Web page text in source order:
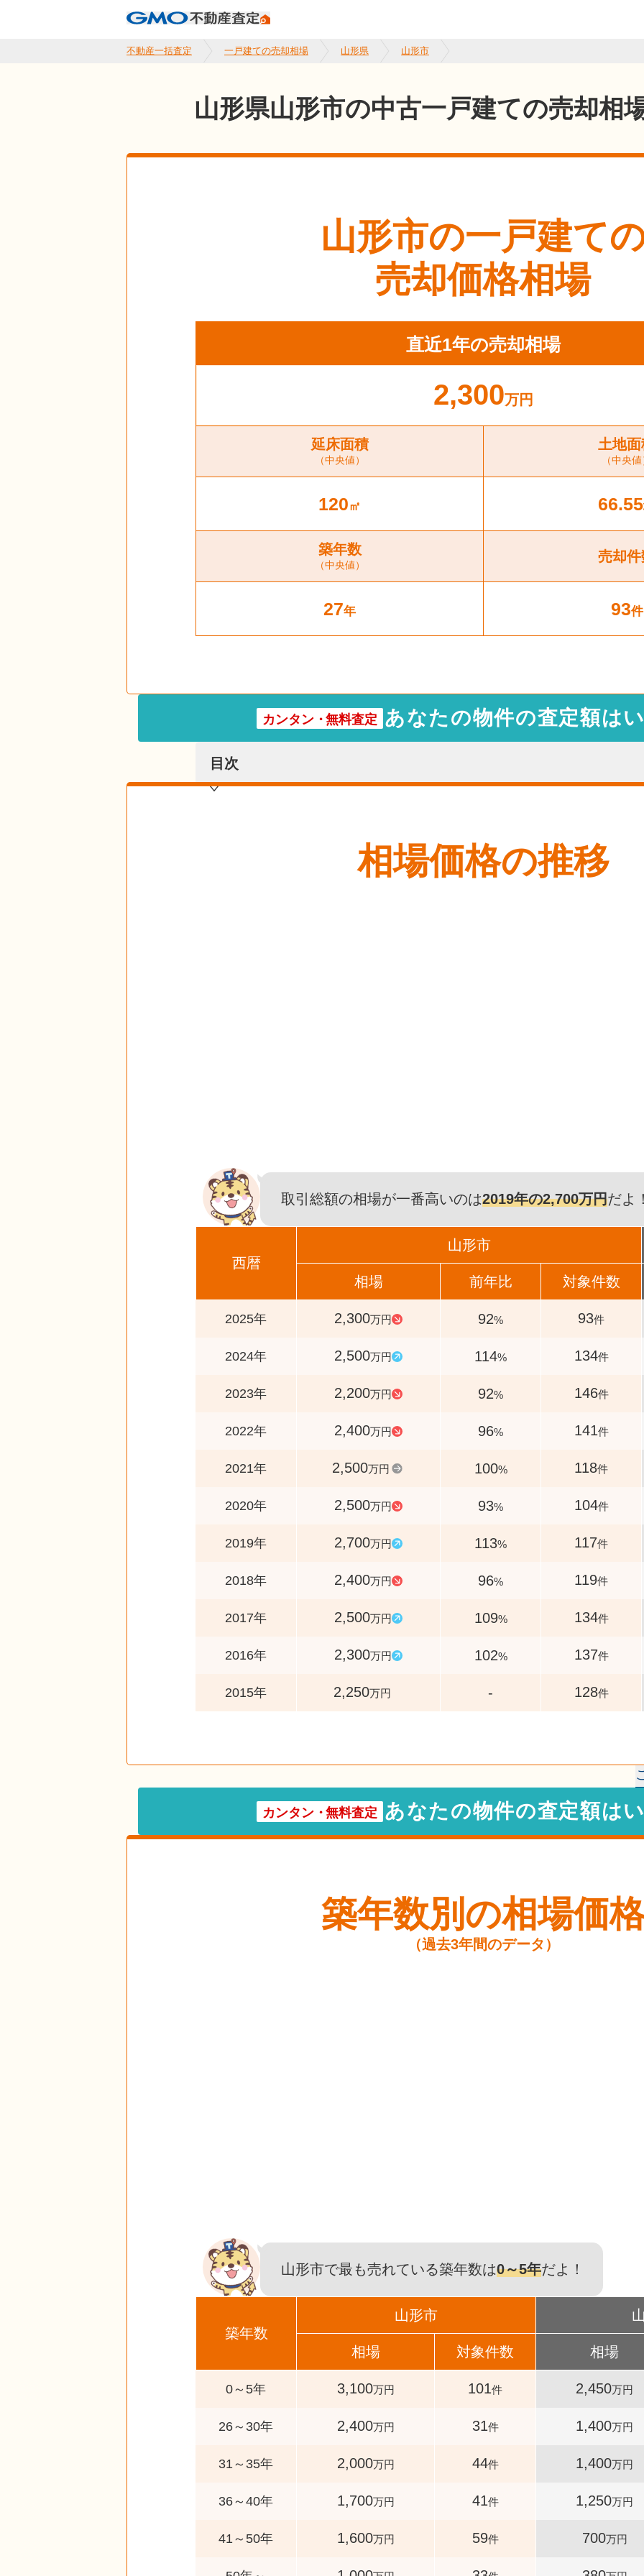
不動産一括査定 一戸建ての売却相場 山形県 山形市
山形県山形市の中古一戸建ての売却相
山形市の一戸建て
売却価格相場
直近1年の売却相場
2,300万円
延床面積
（中央値）
土地面
（中央
120㎡ 66.55
築年数
（中央値）
売却件
27年 93件
カンタン・ 無料査定 あなたの物件の査定額は
目次
目次を表示する
相場価格の推移
取引総額の相場が一番高いのは2019年の2,700万円だよ
西暦
山形市
相場 前年比 対象件数
2025年 2,300万円 92% 93件
2024年 2,500万円 114% 134件
2023年 2,200万円 92% 146件
2022年 2,400万円 96% 141件
2021年 2,500万円 100% 118件
2020年 2,500万円 93% 104件
2019年 2,700万円 113% 117件
2018年 2,400万円 96% 119件
2017年 2,500万円 109% 134件
2016年 2,300万円 102% 137件
2015年 2,250万円 - 128件
カンタン・ 無料査定 あなたの物件の査定額は
築年数別の相場価
（過去3年間のデータ）
山形市で最も売れている築年数は0～5年だよ！
築年数
山形市
相場 対象件数 相場
0～5年 3,100万円 101件 2,450万円
26～30年 2,400万円 31件 1,400万円
31～35年 2,000万円 44件 1,400万円
36～40年 1,700万円 41件 1,250万円
41～50年 1,600万円 59件 700万円